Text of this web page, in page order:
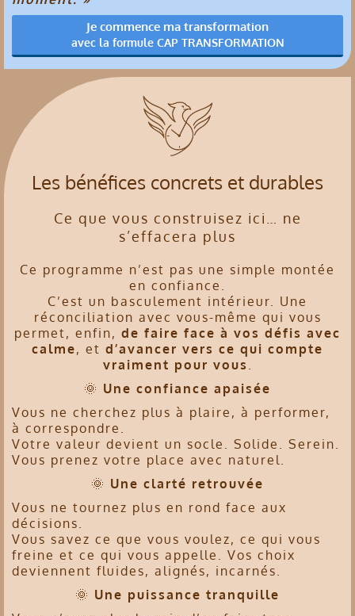
Je commence ma transformation
avec la formule CAP TRANSFORMATION
Les bénéfices concrets et durables
Ce que vous construisez ici… ne
s’effacera plus
Ce programme n’est pas une simple montée
en confiance.
C’est un basculement intérieur. Une
réconciliation avec vous-même qui vous
permet, enfin, de faire face à vos défis avec
calme, et d’avancer vers ce qui compte
vraiment pour vous
🌞 Une confiance apaisée
Vous ne cherchez plus à plaire, à performer,
à correspondre.
Votre valeur devient un socle. Solide. Serein.
Vous prenez votre place avec naturel.
🌞 Une clarté retrouvée
Vous ne tournez plus en rond face aux
décisions.
Vous savez ce que vous voulez, ce qui vous
freine et ce qui vous appelle. Vos choix
deviennent fluides, alignés, incarnés.
🌞 Une puissance tranquille